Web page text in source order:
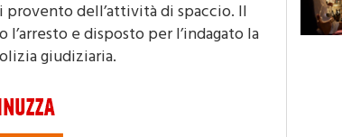
dell’attività di spaccio. Il
e disposto per l’indagato la
giudiziaria.